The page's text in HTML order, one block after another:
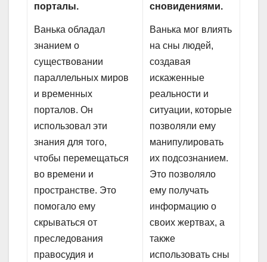
порталы.
Ванька обладал
знанием о
существовании
параллельных миров
и временных
порталов. Он
использовал эти
знания для того,
чтобы перемещаться
во времени и
пространстве. Это
помогало ему
скрываться от
преследования
правосудия и
сновидениями.
Ванька мог влиять
на сны людей,
создавая
искаженные
реальности и
ситуации, которые
позволяли ему
манипулировать
их подсознанием.
Это позволяло
ему получать
информацию о
своих жертвах, а
также
использовать сны